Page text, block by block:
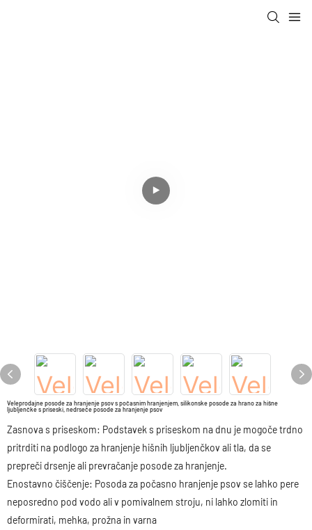
Veleprodajne posode za hranjenje psov s počasnim hranjenjem, silikonske posode za hrano za hišne
ljubljenčke s priseski, nedrseče posode za hranjenje psov
Zasnova s ​​priseskom: Podstavek s priseskom na dnu je mogoče trdno
pritrditi na podlogo za hranjenje hišnih ljubljenčkov ali tla, da se
prepreči drsenje ali prevračanje posode za hranjenje.
Enostavno čiščenje: Posoda za počasno hranjenje psov se lahko pere
neposredno pod vodo ali v pomivalnem stroju, ni lahko zlomiti in
deformirati, mehka, prožna in varna